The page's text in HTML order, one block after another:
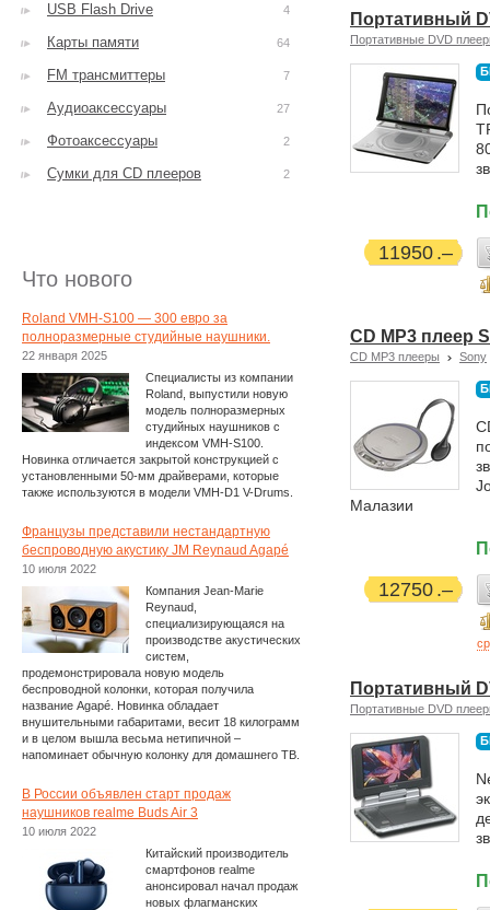
Портативный
Портативные DVD
11950
CD MP3 плеер
CD MP3 плееры Sony
Малазии
12750
Портативный
Портативные DVD
USB Flash Drive 4
Карты памяти 64
FM трансмиттеры 7
Аудиоаксессуары 27
Фотоаксессуары 2
Сумки для CD плееров 2
Что нового
Roland VMH-S100 — 300 евро за
полноразмерные студийные наушники.
22 января 2025
Специалисты из компании
Roland, выпустили новую
модель полноразмерных
студийных наушников с
индексом VMH-S100.
Новинка отличается закрытой конструкцией с
установленными 50-мм драйверами, которые
также используются в модели VMH-D1 V-Drums.
Французы представили нестандартную
беспроводную акустику JM Reynaud Agapé
10 июля 2022
Компания Jean-Marie
Reynaud,
специализирующаяся на
производстве акустических
систем,
продемонстрировала новую модель
беспроводной колонки, которая получила
название Agapé. Новинка обладает
внушительными габаритами, весит 18 килограмм
и в целом вышла весьма нетипичной –
напоминает обычную колонку для домашнего ТВ.
В России объявлен старт продаж
наушников realme Buds Air 3
10 июля 2022
Китайский производитель
смартфонов realme
анонсировал начал продаж
новых флагманских